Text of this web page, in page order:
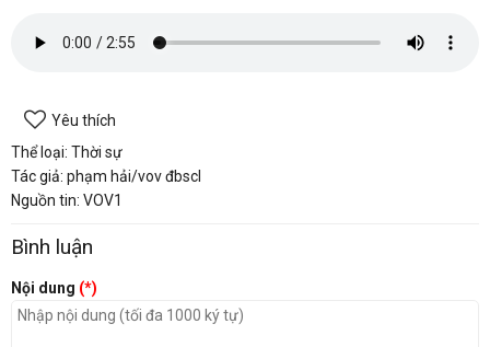
Yêu thích
Thể loại: Thời sự
Tác giả: phạm hải/vov đbscl
Nguồn tin: VOV1
Bình luận
Nội dung (*)